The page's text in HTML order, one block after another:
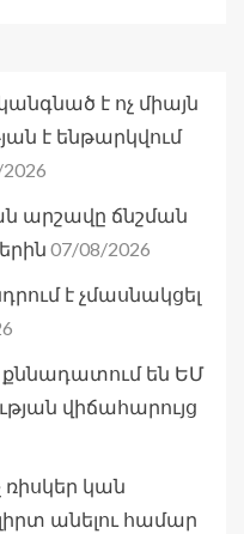
է ոչ միայն
է ենթարկվում
արշավը ճնշման
07/08/2026
է չմասնակցել
են ԵՄ
վիճահարույց
ռիսկեր կան
անելու համար